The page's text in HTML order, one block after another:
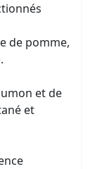
de pomme,
et de
et